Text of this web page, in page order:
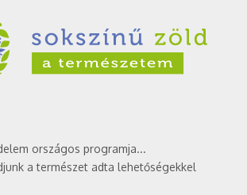
országos programja...
a természet adta lehetőségekkel